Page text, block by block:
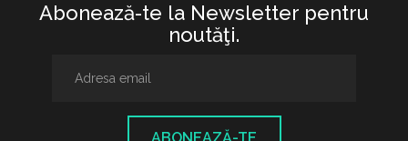
Abonează-te la Newsletter pentru
noutăţi.